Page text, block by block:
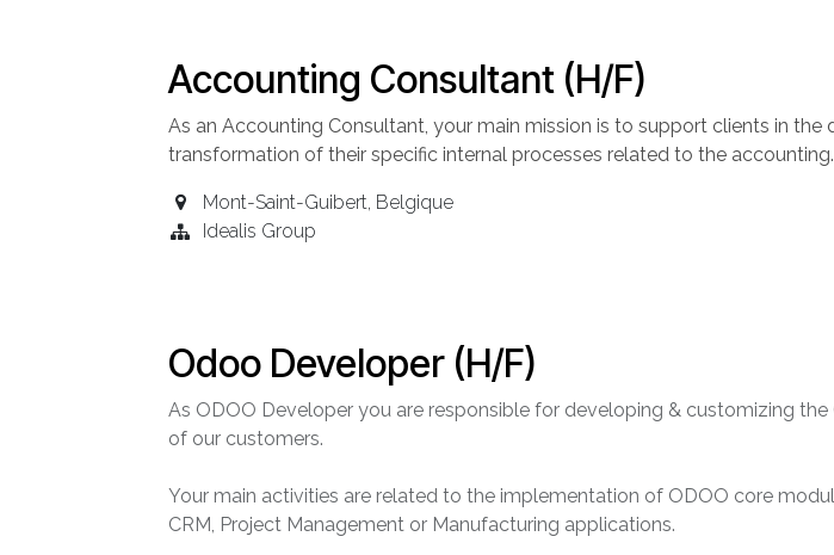
Accounting Consultant (H/F)
As an Accounting Consultant, your main mission is to support clients in the
transformation of their specific internal processes related to the accounting.
Mont-Saint-Guibert, Belgique
Idealis Group
Odoo Developer (H/F)
As ODOO Developer you are responsible for developing & customizing
of our customers.
Your main activities are related to the implementation of ODOO core
CRM, Project Management or Manufacturing applications.